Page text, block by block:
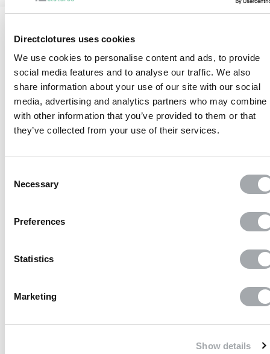
Directclotures uses cookies
We use cookies to personalise content and ads, to provide
social media features and to analyse our traffic. We also
share information about your use of our site with our social
media, advertising and analytics partners who may combine
with other information that you’ve provided to them or that
they’ve collected from your use of their services.
Selection
Necessary
Preferences
Statistics
Marketing
Show details
Jusqu’à 10 ans de garantie
sur nos produits
sécurisé